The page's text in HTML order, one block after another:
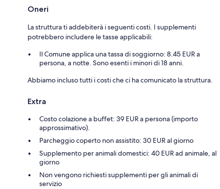
Oneri
La struttura ti addebiterà i seguenti costi. I supplementi
potrebbero includere le tasse applicabili:
Il Comune applica una tassa di soggiorno: 8.45 EUR a
persona, a notte. Sono esenti i minori di 18 anni.
Abbiamo incluso tutti i costi che ci ha comunicato la struttura.
Extra
Costo colazione a buffet: 39 EUR a persona (importo
approssimativo).
Parcheggio coperto non assistito: 30 EUR al giorno
Supplemento per animali domestici: 40 EUR ad animale, al
giorno
Non vengono richiesti supplementi per gli animali di
servizio